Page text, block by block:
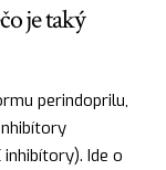
je taký
perindoprilu,
Ide o